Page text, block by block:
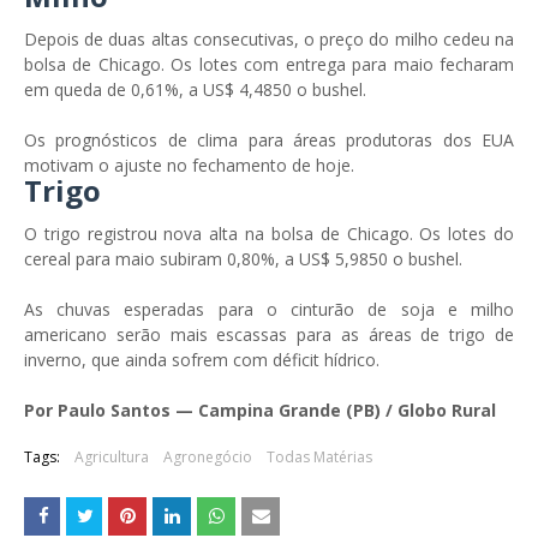
Depois de duas altas consecutivas, o preço do milho cedeu na
bolsa de Chicago. Os lotes com entrega para maio fecharam
em queda de 0,61%, a US$ 4,4850 o bushel.
Os prognósticos de clima para áreas produtoras dos EUA
motivam o ajuste no fechamento de hoje.
Trigo
O trigo registrou nova alta na bolsa de Chicago. Os lotes do
cereal para maio subiram 0,80%, a US$ 5,9850 o bushel.
As chuvas esperadas para o cinturão de soja e milho
americano serão mais escassas para as áreas de trigo de
inverno, que ainda sofrem com déficit hídrico.
Por Paulo Santos — Campina Grande (PB) / Globo Rural
Tags: Agricultura Agronegócio Todas Matérias